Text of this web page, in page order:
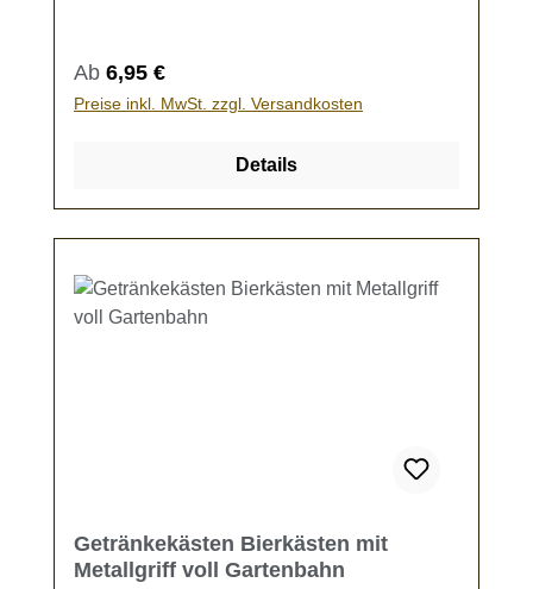
erhältlichKein Spielzeug - es besteht
Verschluckungsgefahr!
Regulärer Preis:
Ab 6,95 €
Preise inkl. MwSt. zzgl. Versandkosten
Details
Getränkekästen Bierkästen mit
Metallgriff voll Gartenbahn